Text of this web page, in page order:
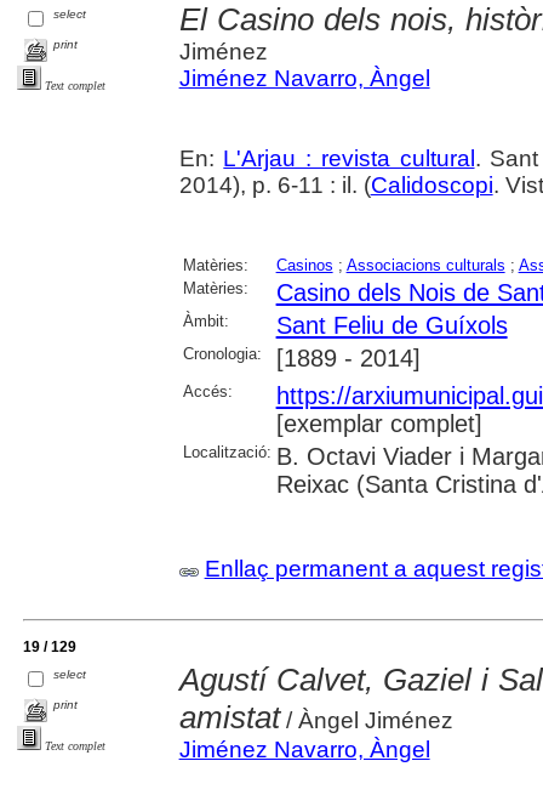
select
print
Text complet
El Casino dels nois,
Jiménez
Jiménez Navarro, Àngel
En: L'Arjau : revista cultural .
2014), p. 6-11 : il. (Calidoscopi.
Matèries: Casinos ; Associacions culturals ;
Matèries:
Casino dels Nois de
Àmbit: Sant Feliu de Guíxols
Cronologia: [1889 - 2014]
Accés:
https://
[exemplar complet]
Localització: B. Octavi Viader i
Reixac (Santa Cristina
Enllaç permanent a aquest
19 / 129
select
print
Text complet
Agustí Calvet, Gaziel i
amistat/ Àngel Jiménez
Jiménez Navarro, Àngel